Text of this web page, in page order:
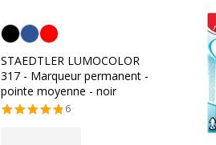
Noir
STAEDTLER LUMOCOLOR
317 - Marqueur permanent -
pointe moyenne - noir
6